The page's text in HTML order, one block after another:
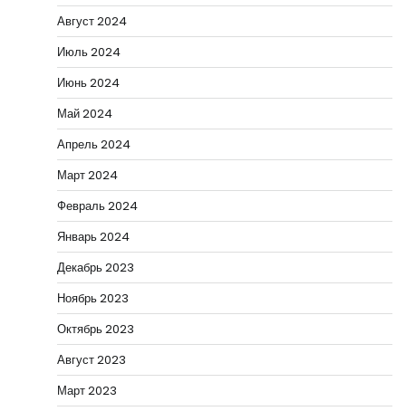
Август 2024
Июль 2024
Июнь 2024
Май 2024
Апрель 2024
Март 2024
Февраль 2024
Январь 2024
Декабрь 2023
Ноябрь 2023
Октябрь 2023
Август 2023
Март 2023